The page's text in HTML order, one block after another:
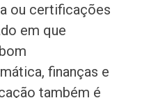
ou certificações
em que
finanças e
também é